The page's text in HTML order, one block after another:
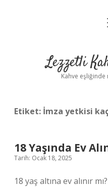
Lezzetli
Kahve
Etiket: İmza yetkisi
18 Yaşında Ev
Tarih: Ocak 18, 2025
18 yaş altına ev alınır